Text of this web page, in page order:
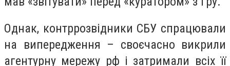
Однак, контррозвідники СБУ спрацювали
на випередження – своєчасно викрили
агентурну мережу рф і затримали всіх її